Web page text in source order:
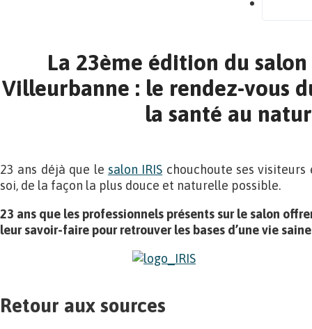
La 23ème édition du salon
Villeurbanne : le rendez-vous
la santé au
23 ans déjà que le salon IRIS chouchoute ses
soi, de la façon la plus douce et naturelle possible.
23 ans que les professionnels présents sur le salon
leur savoir-faire pour retrouver les bases d’une vie
Retour aux sources